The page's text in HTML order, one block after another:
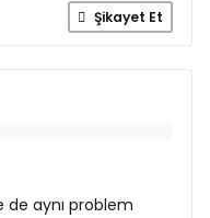
Şikayet Et
aynı problem